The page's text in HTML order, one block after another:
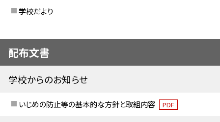
学校だより
配布文書
学校からのお知らせ
いじめの防止等の基本的な方針と取組内容 PDF